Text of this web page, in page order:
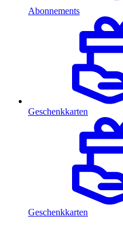
Abonnements
Geschenkkarten
Geschenkkarten